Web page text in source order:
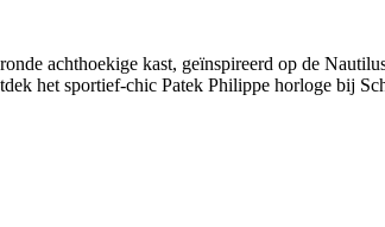
achthoekige kast, geïnspireerd op de
het sportief-chic Patek Philippe horloge bij